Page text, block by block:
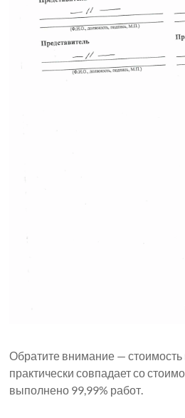
Обратите внимание —
практически совпадает со
выполнено 99,99% работ.